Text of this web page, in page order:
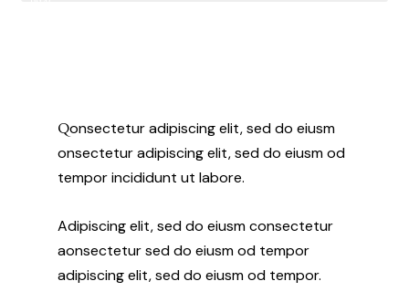
Qonsectetur adipiscing elit, sed do eiusm
onsectetur adipiscing elit, sed do eiusm od
tempor incididunt ut labore.
Adipiscing elit, sed do eiusm consectetur
aonsectetur sed do eiusm od tempor
adipiscing elit, sed do eiusm od tempor.